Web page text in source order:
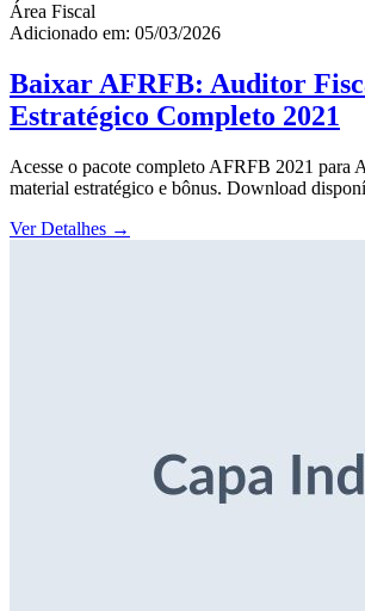
Área Fiscal
Adicionado em: 05/03/2026
Baixar AFRFB: Auditor
Estratégico Completo 2021
Acesse o pacote completo AFRFB 2021 para
material estratégico e bônus. Download
Ver Detalhes →